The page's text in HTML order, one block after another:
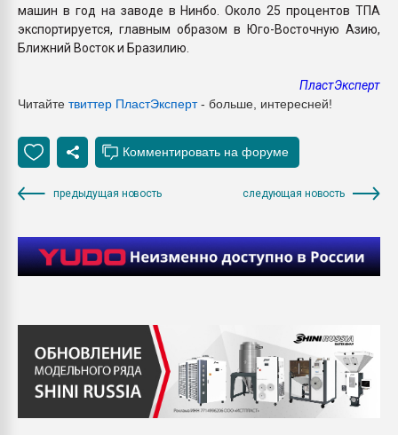
машин в год на заводе в Нинбо. Около 25 процентов ТПА
экспортируется, главным образом в Юго-Восточную Азию,
Ближний Восток и Бразилию.
ПластЭксперт
Читайте твиттер ПластЭксперт- больше, интересней!
предыдущая новость следующая новость